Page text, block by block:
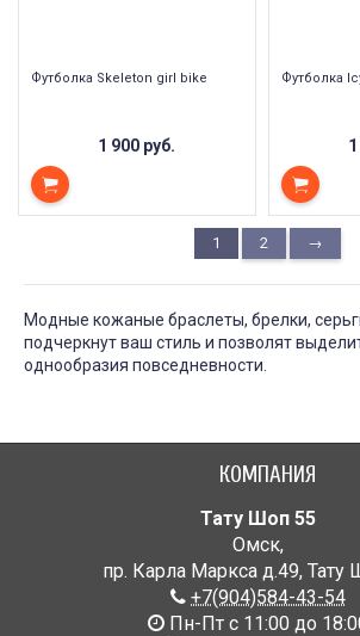
Футболка Skeleton girl bike
1 900 руб.
Футболка
1 2 →
Модные кожаные браслеты, брелки,
подчеркнут ваш стиль и позволят
однообразия повседневности.
КОМПАНИЯ
Тату Шоп 55
Омск,
пр. Карла Маркса д.49, Тату
+7(904)584-43-54
Пн-Пт с 11:00 до